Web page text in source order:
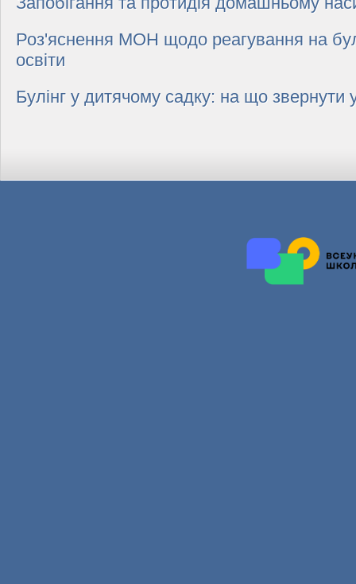
Роз'яснення МОН щодо реагування на
освіти
Булінг у дитячому садку: на що звернути